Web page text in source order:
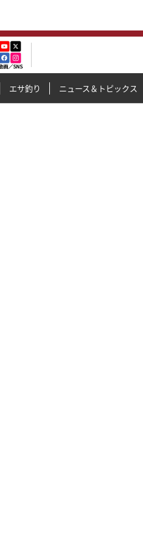
エサ釣り ニュース＆トピックス